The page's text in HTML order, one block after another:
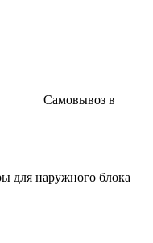
Самовывоз в
для наружного блока